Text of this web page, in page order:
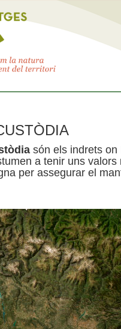
són els indrets
a tenir uns
per assegurar el